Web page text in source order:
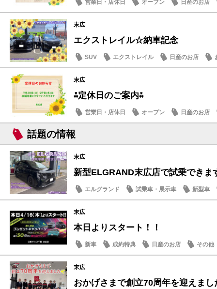
営業日・店休日 オープン 日産のお店
末広
エクストレイル☆納車記念
SUV エクストレイル 日産のお店
末広
⁂定休日のご案内⁂
営業日・店休日 オープン 日産のお店
話題の情報
末広
新型ELGRAND末広店で試乗できま
エルグランド 試乗車・展示車 新型車
末広
本日よりスタート！！
新車 成約特典 日産のお店 その他
末広
おかげさまで創立70周年を迎えまし